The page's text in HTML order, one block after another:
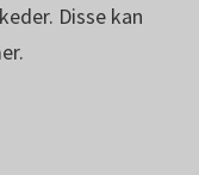
Disse kan